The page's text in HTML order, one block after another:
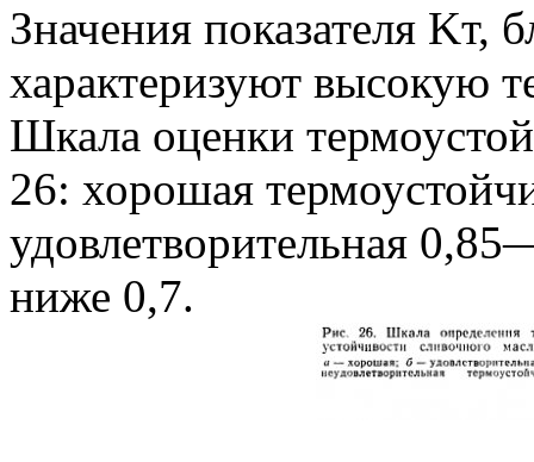
Значения показателя Kт,
характеризуют высокую
Шкала оценки
26: хорошая
удовлетворительная
ниже 0,7.